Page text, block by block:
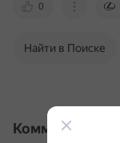
0
Найти в Поиске
Комментарии